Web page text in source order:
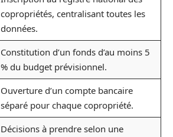
copropriétés, centralisant toutes les
données.
Constitution d’un fonds d’au moins 5
% du budget prévisionnel.
Ouverture d’un compte bancaire
séparé pour chaque copropriété.
Décisions à prendre selon une